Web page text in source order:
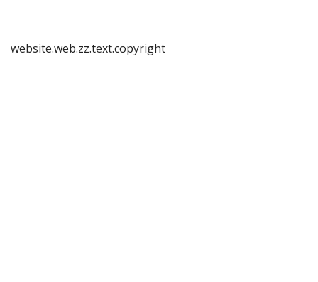
website.web.zz.text.copyright